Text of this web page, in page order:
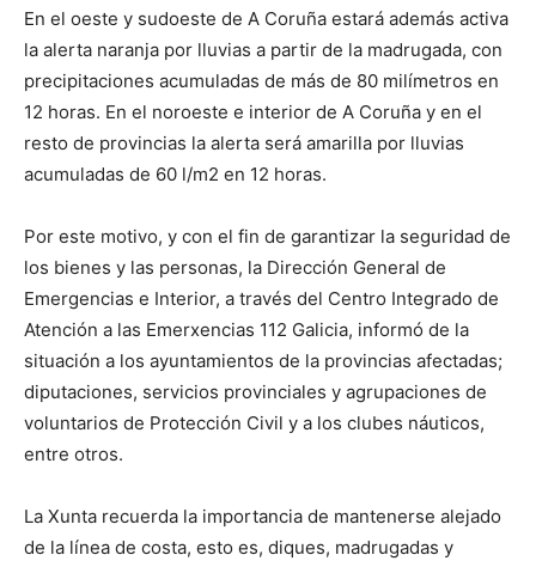
En el oeste y sudoeste de A Coruña estará además activa
la alerta naranja por lluvias a partir de la madrugada, con
precipitaciones acumuladas de más de 80 milímetros en
12 horas. En el noroeste e interior de A Coruña y en el
resto de provincias la alerta será amarilla por lluvias
acumuladas de 60 l/m2 en 12 horas.
Por este motivo, y con el fin de garantizar la seguridad de
los bienes y las personas, la Dirección General de
Emergencias e Interior, a través del Centro Integrado de
Atención a las Emerxencias 112 Galicia, informó de la
situación a los ayuntamientos de la provincias afectadas;
diputaciones, servicios provinciales y agrupaciones de
voluntarios de Protección Civil y a los clubes náuticos,
entre otros.
La Xunta recuerda la importancia de mantenerse alejado
de la línea de costa, esto es, diques, madrugadas y